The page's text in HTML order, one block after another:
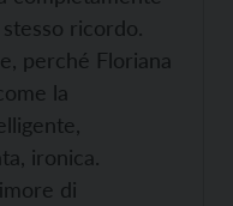
ricordo.
perché Floriana
la
ironica.
di